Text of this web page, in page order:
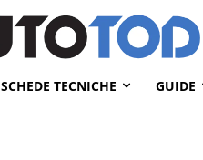
SCHEDE TECNICHE GUIDE